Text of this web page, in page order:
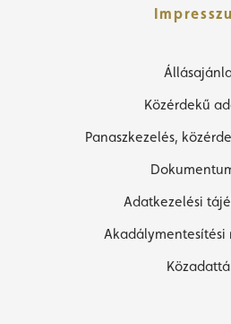
Közérdekű
Panaszkezelés,
Adatkezelési
Akadálymentesítési